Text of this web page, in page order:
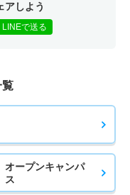
アしよう
LINEで送る
覧
オープンキャンパ
ス